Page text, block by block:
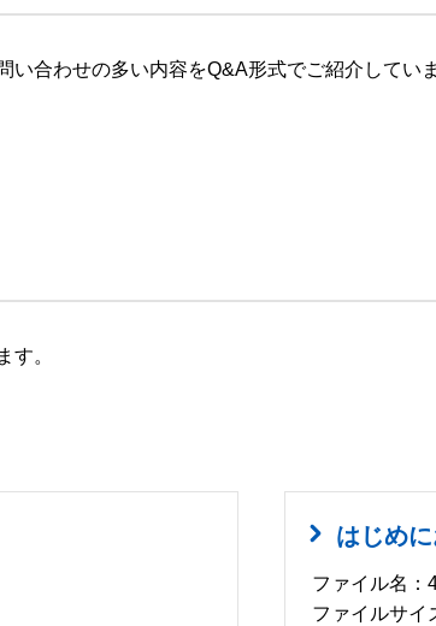
い合わせの多い内容をQ&A形式でご紹介していま
す。
はじめ
ファイル名：
ファイルサイ